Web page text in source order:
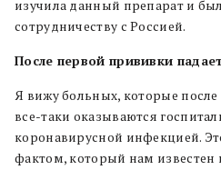
изучила данный препарат и
сотрудничеству с Россией.
После первой прививки
Я вижу больных, которые
все-таки оказываются
коронавирусной инфекцией.
фактом, который нам известен